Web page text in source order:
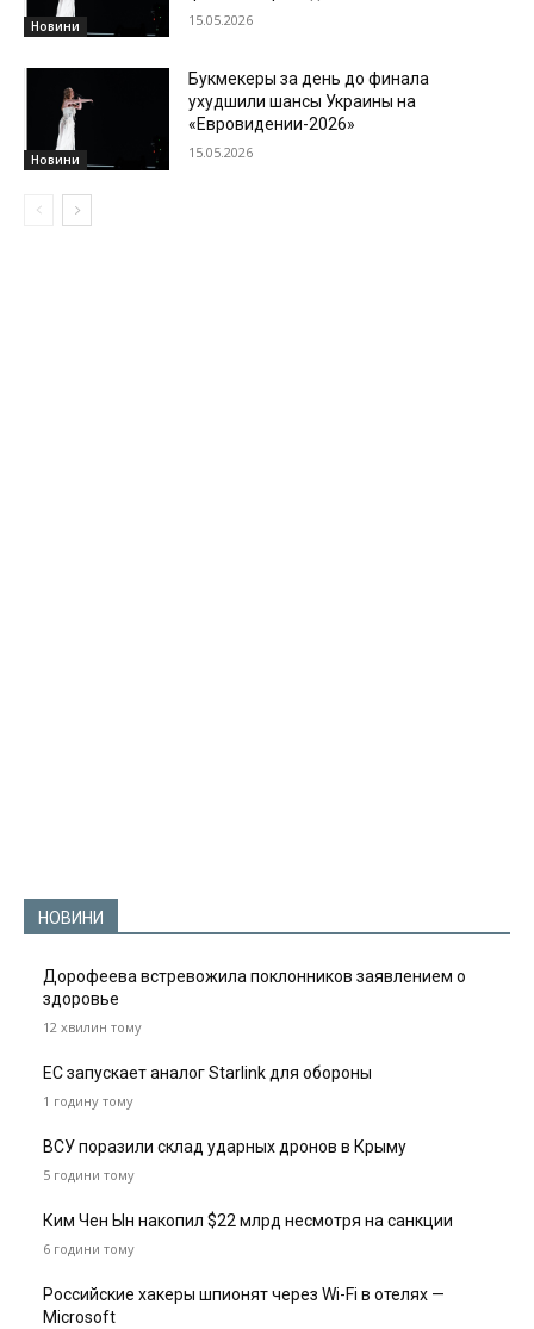
Новини 15.05.2026
Новини
Букмекеры за день до финала
ухудшили шансы Украины на
«Евровидении-2026»
15.05.2026
НОВИНИ
Дорофеева встревожила поклонников заявлением о
здоровье
12 хвилин тому
ЕС запускает аналог Starlink для обороны
1 годину тому
ВСУ поразили склад ударных дронов в Крыму
5 години тому
Ким Чен Ын накопил $22 млрд несмотря на санкции
6 години тому
Российские хакеры шпионят через Wi-Fi в отелях —
Microsoft